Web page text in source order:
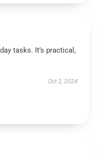
tasks. It’s practical,
Oct 2, 2024